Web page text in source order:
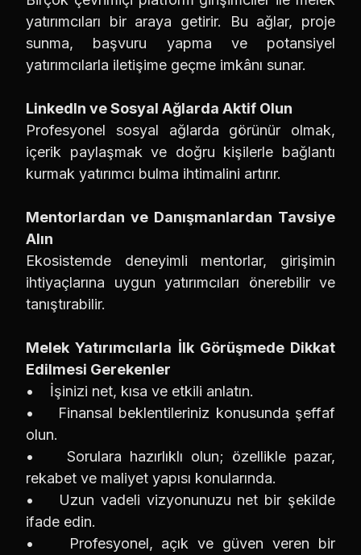
yatırımcıları bir araya getirir. Bu ağlar, proje
sunma, başvuru yapma ve potansiyel
yatırımcılarla iletişime geçme imkânı sunar.
LinkedIn ve Sosyal Ağlarda Aktif Olun
Profesyonel sosyal ağlarda görünür olmak,
içerik paylaşmak ve doğru kişilerle bağlantı
kurmak yatırımcı bulma ihtimalini artırır.
Mentorlardan ve Danışmanlardan Tavsiye
Alın
Ekosistemde deneyimli mentorlar, girişimin
ihtiyaçlarına uygun yatırımcıları önerebilir ve
tanıştırabilir.
Melek Yatırımcılarla İlk Görüşmede Dikkat
Edilmesi Gerekenler
• İşinizi net, kısa ve etkili anlatın.
• Finansal beklentileriniz konusunda şeffaf
olun.
• Sorulara hazırlıklı olun; özellikle pazar,
rekabet ve maliyet yapısı konularında.
• Uzun vadeli vizyonunuzu net bir şekilde
ifade edin.
• Profesyonel, açık ve güven veren bir